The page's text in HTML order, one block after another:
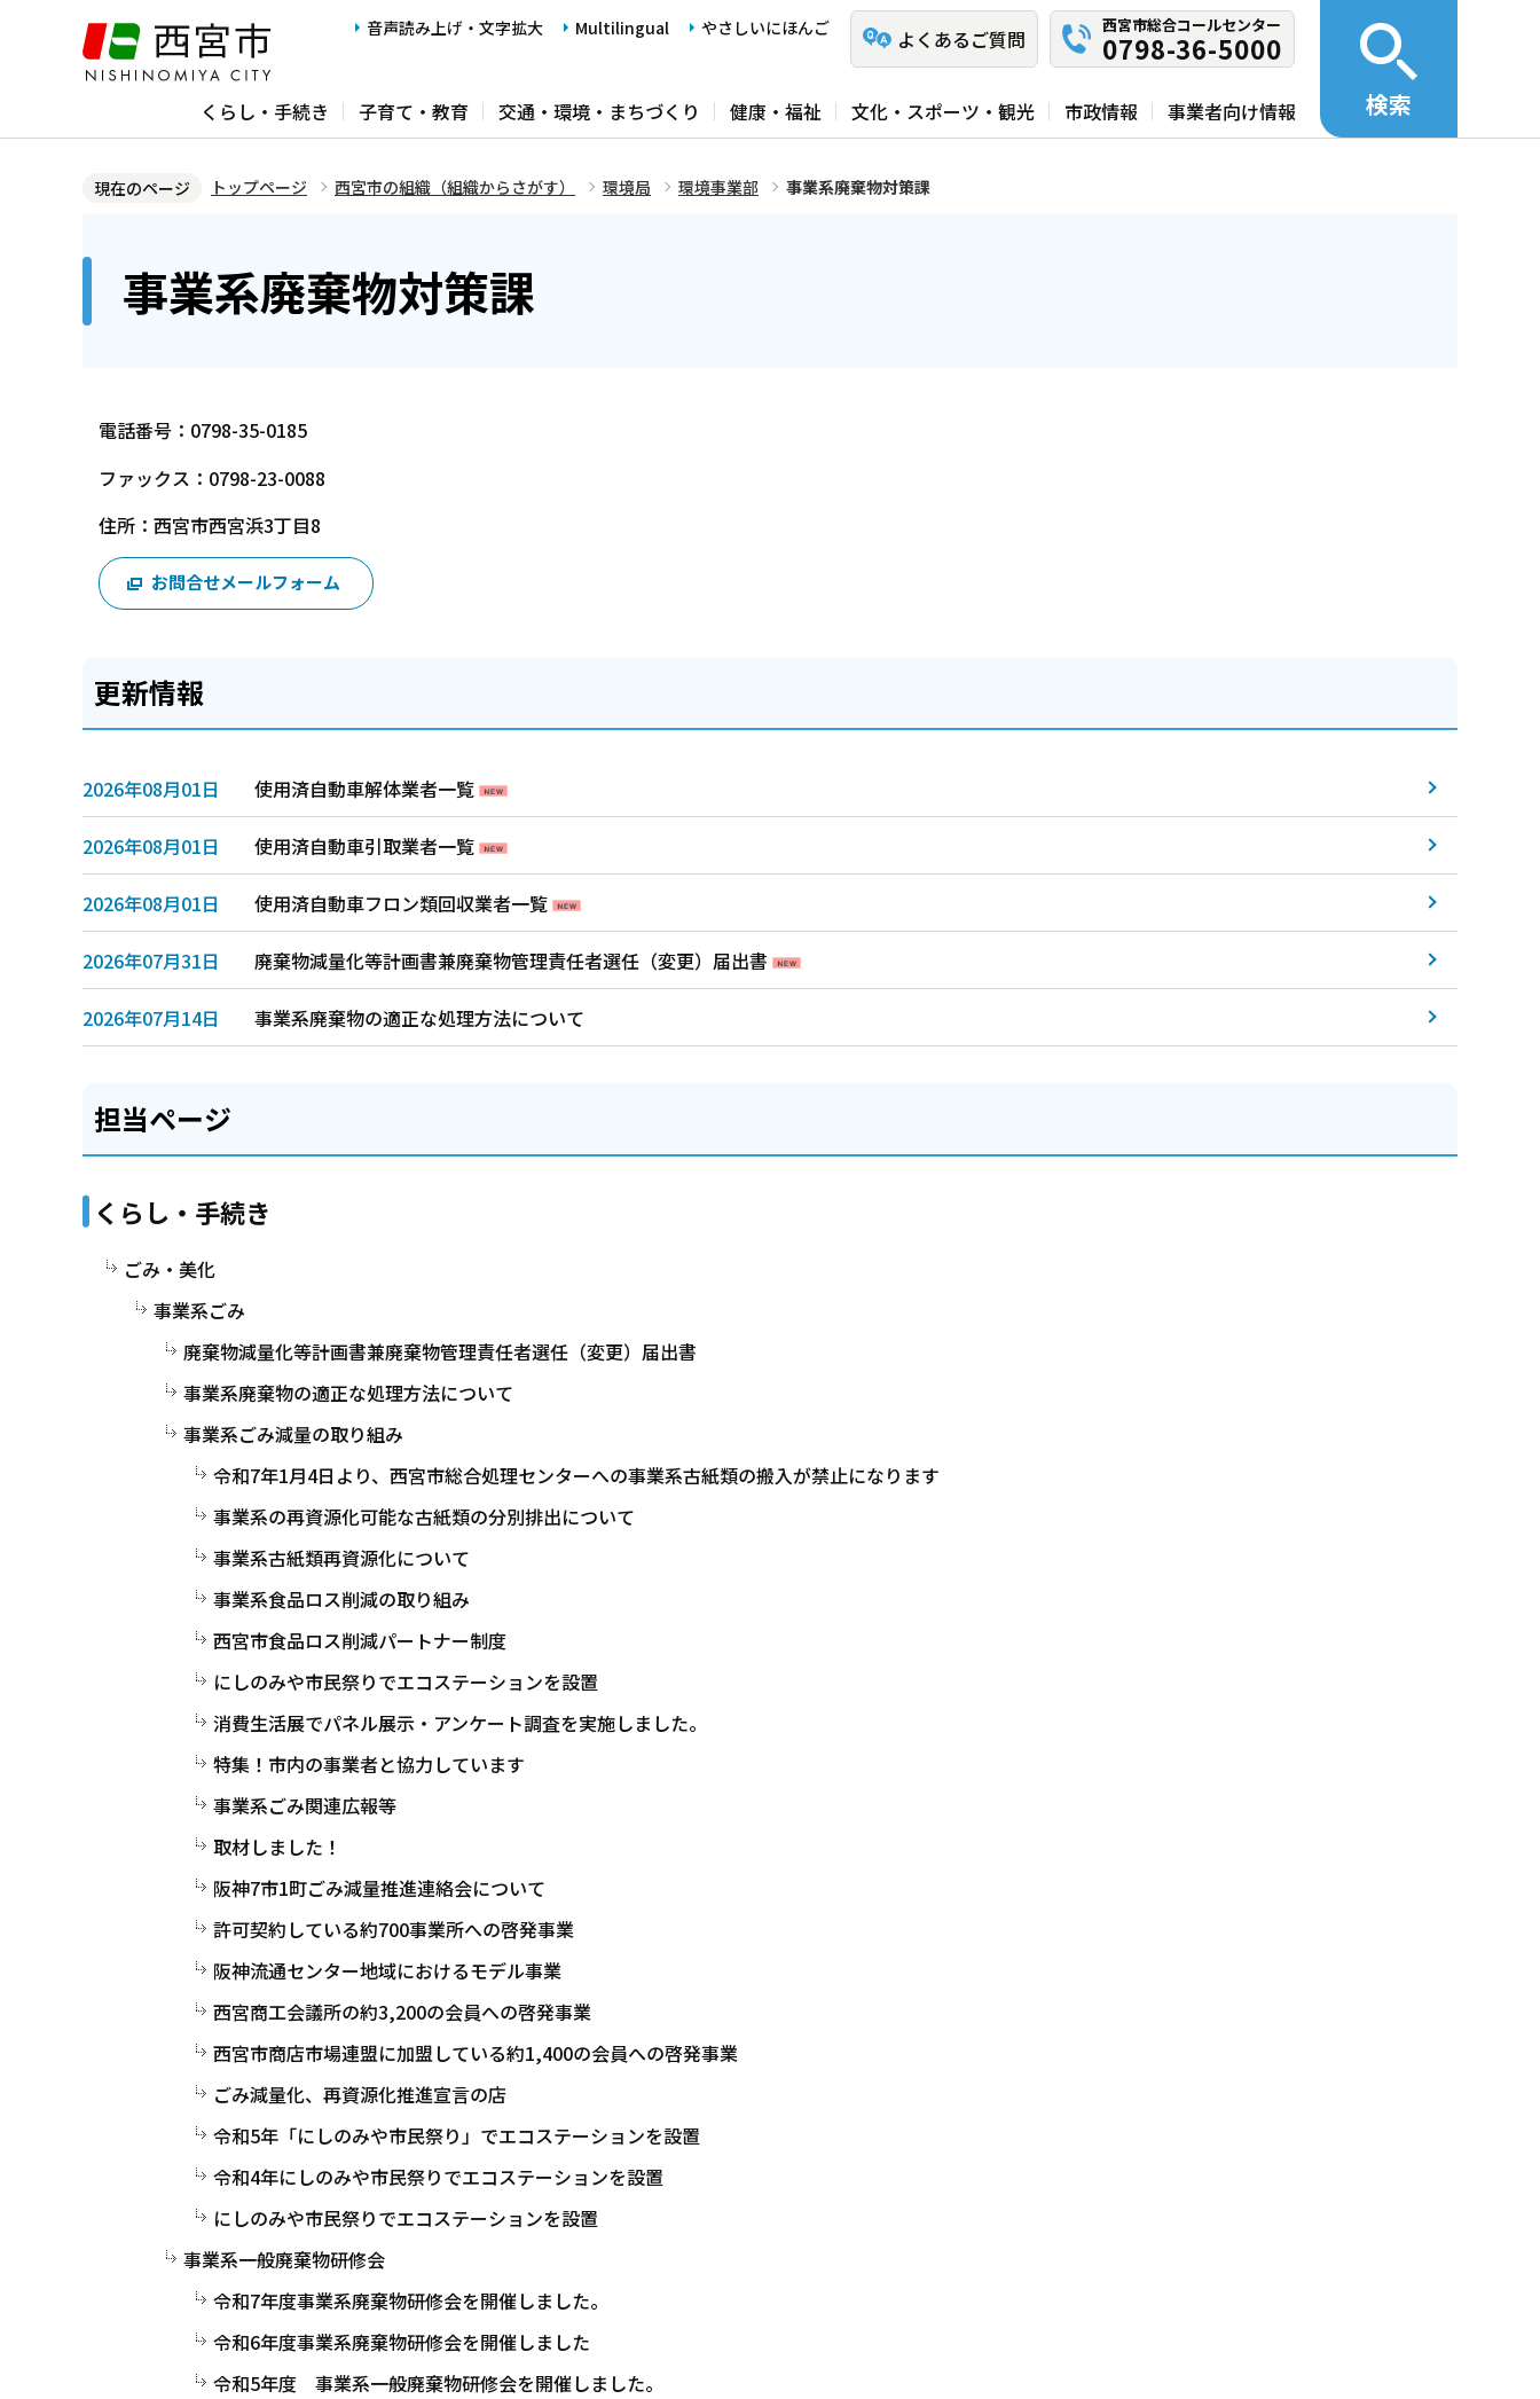
ジ
音声読み上げ・文字拡大 Multilingual やさしいにほんご よくあるご質問
西宮市総合コールセンター
0798-36-5000
くらし・手続き 子育て・教育 交通・環境・まちづくり 健康・福祉 文化・スポーツ・観光 市政情報 事業者向け情報 検索
現在のページ トップページ 西宮市の組織（組織からさがす） 環境局 環境事業部 事業系廃棄物対策課
事業系廃棄物対策課
電話番号：0798-35-0185
ファックス：0798-23-0088
住所：西宮市西宮浜3丁目8
お問合せメールフォーム
更新情報
2026年08月01日 使用済自動車解体業者一覧
2026年08月01日 使用済自動車引取業者一覧
2026年08月01日 使用済自動車フロン類回収業者一覧
2026年07月31日 廃棄物減量化等計画書兼廃棄物管理責任者選任（変更）届出書
2026年07月14日 事業系廃棄物の適正な処理方法について
担当ページ
くらし・手続き
ごみ・美化
事業系ごみ
廃棄物減量化等計画書兼廃棄物管理責任者選任（変更）届出書
事業系廃棄物の適正な処理方法について
事業系ごみ減量の取り組み
令和7年1月4日より、西宮市総合処理センターへの事業系古紙類の搬入が禁止になります
事業系の再資源化可能な古紙類の分別排出について
事業系古紙類再資源化について
事業系食品ロス削減の取り組み
西宮市食品ロス削減パートナー制度
にしのみや市民祭りでエコステーションを設置
消費生活展でパネル展示・アンケート調査を実施しました。
特集！市内の事業者と協力しています
事業系ごみ関連広報等
取材しました！
阪神7市1町ごみ減量推進連絡会について
許可契約している約700事業所への啓発事業
阪神流通センター地域におけるモデル事業
西宮商工会議所の約3,200の会員への啓発事業
西宮市商店市場連盟に加盟している約1,400の会員への啓発事業
ごみ減量化、再資源化推進宣言の店
令和5年「にしのみや市民祭り」でエコステーションを設置
令和4年にしのみや市民祭りでエコステーションを設置
にしのみや市民祭りでエコステーションを設置
事業系一般廃棄物研修会
令和7年度事業系廃棄物研修会を開催しました。
令和6年度事業系廃棄物研修会を開催しました
令和5年度 事業系一般廃棄物研修会を開催しました。